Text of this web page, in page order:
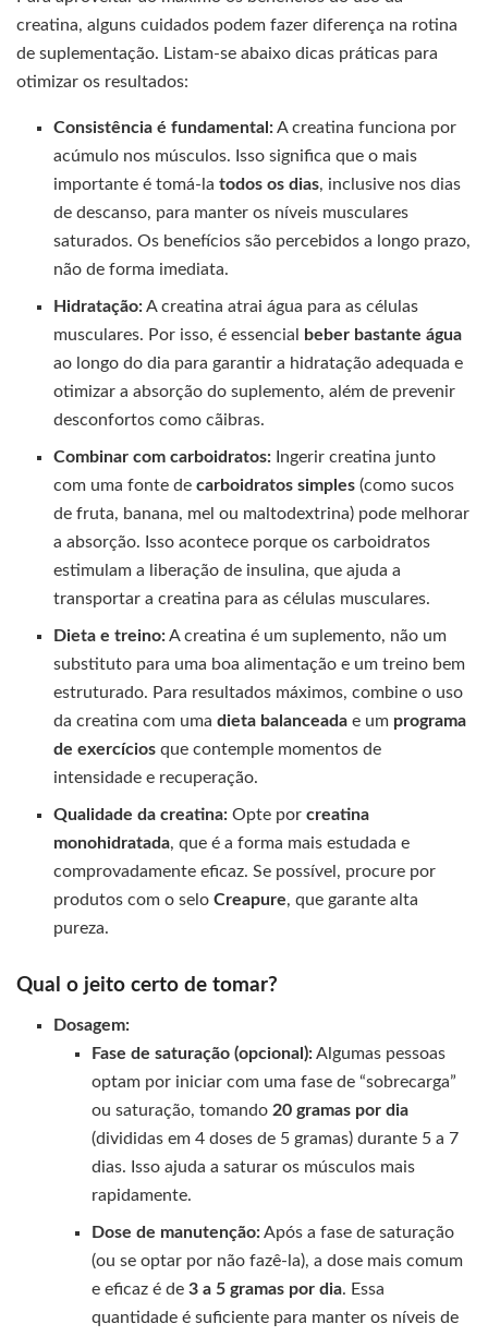
creatina, alguns cuidados podem fazer diferença na rotina
de suplementação. Listam-se abaixo dicas práticas para
otimizar os resultados:
Consistência é fundamental:A creatina funciona por
acúmulo nos músculos. Isso significa que o mais
importante é tomá-latodos os dias, inclusive nos dias
de descanso, para manter os níveis musculares
saturados. Os benefícios são percebidos a longo prazo,
não de forma imediata.
Hidratação:A creatina atrai água para as células
musculares. Por isso, é essencial
beber bastante água
ao longo do dia para garantir a hidratação adequada e
otimizar a absorção do suplemento, além de prevenir
desconfortos como cãibras.
Combinar com carboidratos: Ingerir creatina junto
com uma fonte decarboidratos simples (como sucos
de fruta, banana, mel ou maltodextrina) pode melhorar
a absorção. Isso acontece porque os carboidratos
estimulam a liberação de insulina, que ajuda a
transportar a creatina para as células musculares.
Dieta e treino:A creatina é um suplemento, não um
substituto para uma boa alimentação e um treino bem
estruturado. Para resultados máximos, combine o uso
da creatina com umadieta balanceada e um programa
de exercícios que contemple momentos de
intensidade e recuperação.
Qualidade da creatina: Opte porcreatina
monohidratada, que é a forma mais estudada e
comprovadamente eficaz. Se possível, procure por
produtos com o seloCreapure, que garante alta
pureza.
Qual o jeito certo de tomar?
Dosagem:
Fase de saturação (opcional):Algumas pessoas
optam por iniciar com uma fase de “sobrecarga”
ou saturação, tomando 20 gramas por dia
(divididas em 4 doses de 5 gramas) durante 5 a 7
dias. Isso ajuda a saturar os músculos mais
rapidamente.
Dose de manutenção:Após a fase de saturação
(ou se optar por não fazê-la), a dose mais comum
e eficaz é de 3 a 5 gramas por dia. Essa
quantidade é suficiente para manter os níveis de